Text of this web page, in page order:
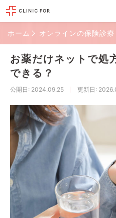
ホーム オンラインの保険診療
お薬だけネットで処
できる？
公開日 : 2024.09.25 更新日 :